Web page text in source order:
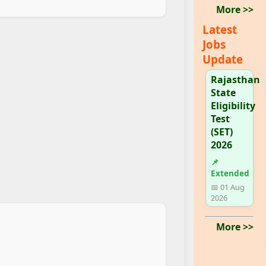
More >>
Latest
Jobs
Update
Rajasthan
State
Eligibility
Test
(SET)
2026
📌
Extended
📅 01 Aug
2026
More >>